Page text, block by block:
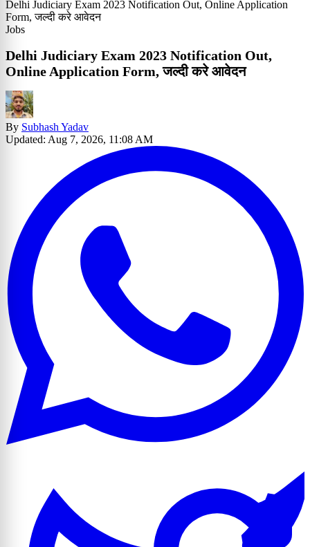
Delhi Judiciary Exam 2023 Notification Out, Online Application
Form, जल्दी करे आवेदन
Jobs
Delhi Judiciary Exam 2023 Notification Out,
Online Application Form, जल्दी करे आवेदन
By Subhash Yadav
Updated: Aug 7, 2026, 11:08 AM